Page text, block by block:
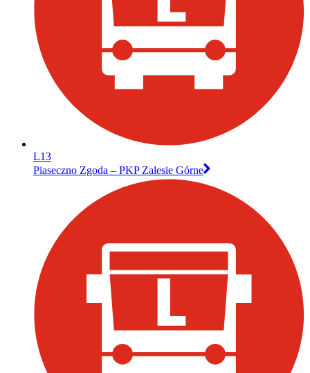
L13
Piaseczno Zgoda – PKP Zalesie Górne